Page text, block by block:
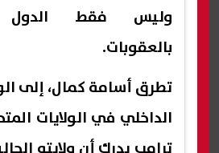
وليس فقط الدول
بالعقوبات.
تطرق أسامة كمال، إلى
الداخلي في الولايات